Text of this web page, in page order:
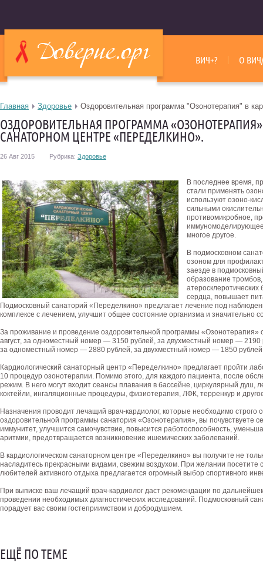
ВИЧ+? О
Главная Здоровье Оздоровительная программа "Озонотерапия" в
ОЗДОРОВИТЕЛЬНАЯ ПРОГРАММА
САНАТОРНОМ ЦЕНТРЕ «ПЕРЕДЕЛКИНО».
26 Авг 2015 Рубрика: Здоровье
В последнее время,
стали применять
используют озоно-
сильными
противомикробное,
многое другое.
В подмосковном
озоном для
заезде в
образование
сердца, повышает
Подмосковный санаторий «Переделкино» предлагает лечение под
комплексе с лечением, улучшит общее состояние организма и значительно
За проживание и проведение оздоровительной программы «Озонотерапия»
август, за одноместный номер — 3150 рублей, за двухместный номер — 2190
за одноместный номер — 2880 рублей, за двухместный номер — 1850 рублей
Кардиологический санаторный центр «Переделкино» предлагает пройти
10 процедур озонотерапии. Помимо этого, для каждого пациента, после
режим. В него могут входит сеансы плавания в бассейне, циркулярный душ,
коктейли, ингаляционные процедуры, физиотерапия, ЛФК, терренкур и
Назначения проводит лечащий врач-кардиолог, которые необходимо
оздоровительной программы санатория «Озонотерапия», вы почувствуете
иммунитет, улучшится самочувствие, повысится работоспособность,
аритмии, предотвращается возникновение ишемических заболеваний.
В кардиологическом санаторном центре «Переделкино» вы получите не
насладитесь прекрасными видами, свежим воздухом. При желании посетите
любителей активного отдыха предлагается огромный выбор спортивного
При выписке ваш лечащий врач-кардиолог даст рекомендации по
проведении необходимых диагностических исследований. Подмосковный
порадует вас своим гостеприимством и добродушием.
ЕЩЁ ПО ТЕМЕ